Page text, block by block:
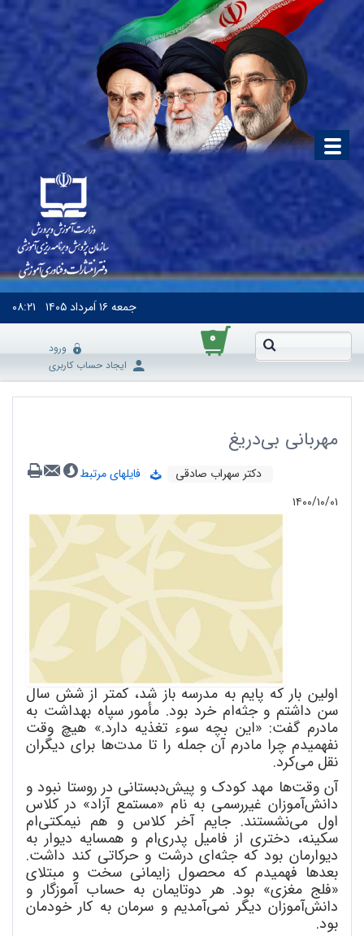
جمعه۱۶ اَمرداد ۱۴۰۵ ۰۸:۲۱
۰
ورود
ایجاد حساب کاربری
مهربانی بی‌دریغ
دکتر سهراب صادقی
فایلهای مرتبط
۱۴۰۰/۱۰/۰۱
اولین بار که پایم به مدرسه باز شد، کمتر از شش سال
سن داشتم و جثهام خرد بود. مأمور سپاه بهداشت به
مادرم گفت: «این بچه سوء تغذیه دارد.» هیچ وقت
نفهمیدم چرا مادرم آن جمله را تا مدتها برای دیگران
نقل میکرد.
آن وقتها مهد کودک و پیشدبستانی در روستا نبود و
دانشآموزان غیررسمی به نام «مستمع آزاد» در کلاس
اول مینشستند. جایم آخر کلاس و هم نیمکتیام
سکینه، دختری از فامیل پدریام و همسایه دیوار به
دیوارمان بود که جثهای درشت و حرکاتی کند داشت.
بعدها فهمیدم که محصول زایمانی سخت و مبتلای
«فلج مغزی» بود. هر دوتایمان به حساب آموزگار و
دانشآموزان دیگر نمیآمدیم و سرمان به کار خودمان
بود.